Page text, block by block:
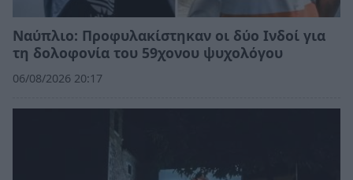
Ναύπλιο: Προφυλακίστηκαν οι δύο Ινδοί για
τη δολοφονία του 59χονου ψυχολόγου
06/08/2026 20:17